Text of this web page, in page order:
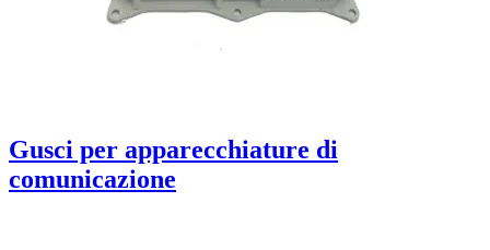
Gusci per apparecchiature di
comunicazione